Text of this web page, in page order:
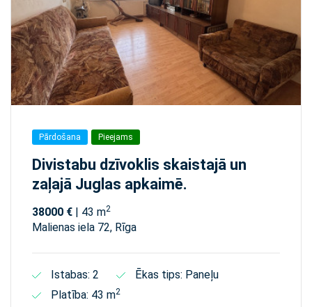
Pārdošana Pieejams
Divistabu dzīvoklis skaistajā un
zaļajā Juglas apkaimē.
38000 € | 43 m2
Malienas iela 72, Rīga
Istabas: 2
Ēkas tips: Paneļu
Platība: 43 m2